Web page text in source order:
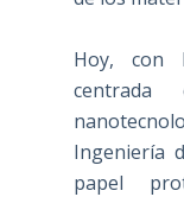
Hoy, con
Ingeniería
papel